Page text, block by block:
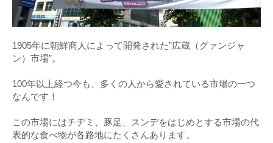
1905年に朝鮮商人によって開発された”広蔵（グァンジャ
ン）市場”。
100年以上経つ今も、多くの人から愛されている市場の一つ
なんです！
この市場にはチヂミ、豚足、スンデをはじめとする市場の代
表的な食べ物が各路地にたくさんあります。